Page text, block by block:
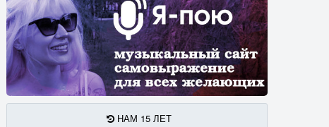
НАМ 15 ЛЕТ